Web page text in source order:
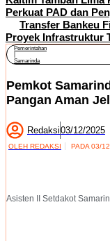
Perkuat PAD dan
Transfer Bankeu
Proyek Infrastruktur
Pemerintahan
Samarinda
Pemkot
Pangan Aman
Redaksi03/12/2025
OLEH REDAKSI PADA 03/
Asisten II Setdakot